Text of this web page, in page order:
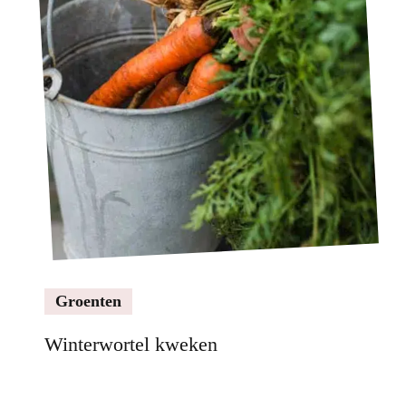
Groenten
Winterwortel kweken